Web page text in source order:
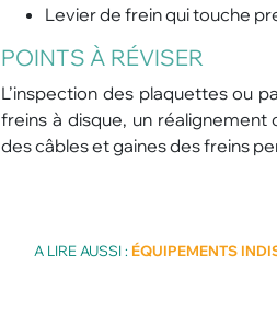
Levier de frein qui touche
POINTS À RÉVISER
L’inspection des plaquettes ou
freins à disque, un
des câbles et gaines des freins
A LIRE AUSSI : ÉQUIPEMENTS